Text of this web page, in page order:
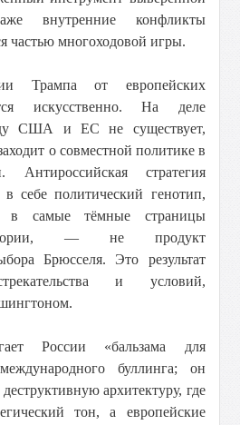
внутренние конфликты
частью многоходовой игры.
Трампа от европейских
искусственно. На деле
США и ЕС не существует,
о совместной политике в
Антироссийская стратегия
себе политический генотип,
в самые тёмные страницы
— не продукт
Брюсселя. Это результат
и условий,
России «бальзама для
буллинга; он
архитектуру, где
тон, а европейские